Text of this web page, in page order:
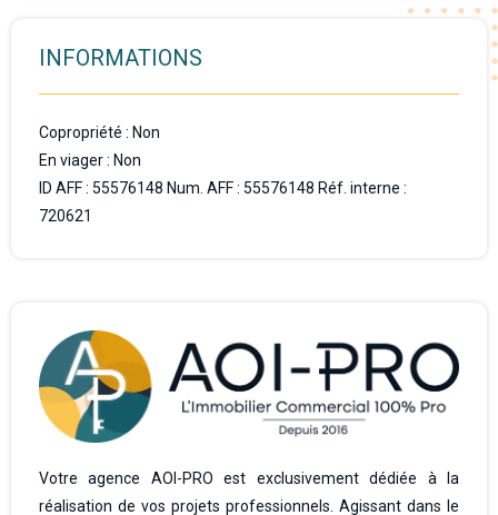
INFORMATIONS
Copropriété : Non
En viager : Non
ID AFF : 55576148 Num. AFF : 55576148 Réf. interne :
720621
Votre agence AOI-PRO est exclusivement dédiée à la
réalisation de vos projets professionnels. Agissant dans le